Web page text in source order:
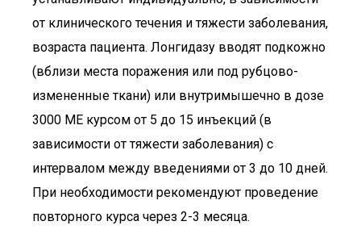
от клинического течения и тяжести заболевания,
возраста пациента. Лонгидазу вводят подкожно
(вблизи места поражения или под рубцово-
измененные ткани) или внутримышечно в дозе
3000 МЕ курсом от 5 до 15 инъекций (в
зависимости от тяжести заболевания) с
интервалом между введениями от 3 до 10 дней.
При необходимости рекомендуют проведение
повторного курса через 2-3 месяца.